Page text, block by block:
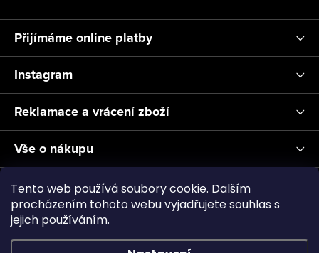
Tento web používá soubory cookie. Dalším
procházením tohoto webu vyjadřujete souhlas s
jejich používáním.
Přijímáme online platby
Instagram
Reklamace a vrácení zboží
Vše o nákupu
Informace pro Vás
Realizace a servis akvárií ↗